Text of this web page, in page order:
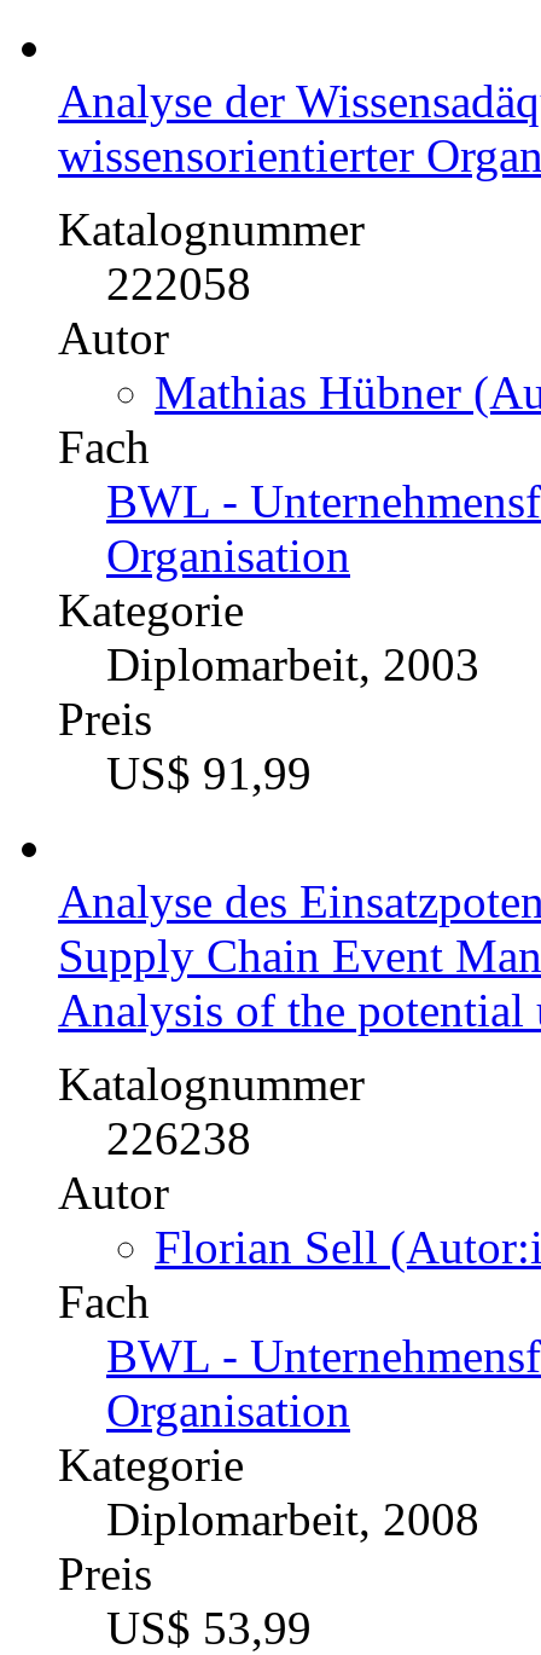
Analyse der
wissensorientierter
Katalognummer
222058
Autor
Mathias Hübner
Fach
BWL -
Organisation
Kategorie
Diplomarbeit, 2003
Preis
US$ 91,99
Analyse des
Supply Chain Event
Analysis of the
Katalognummer
226238
Autor
Florian Sell
Fach
BWL -
Organisation
Kategorie
Diplomarbeit, 2008
Preis
US$ 53,99